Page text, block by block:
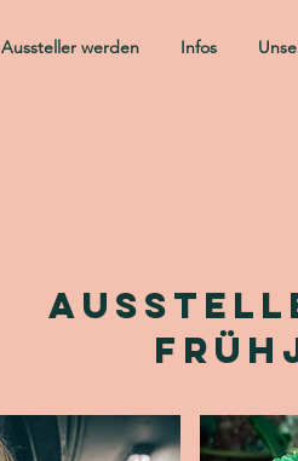
Aussteller werden Infos